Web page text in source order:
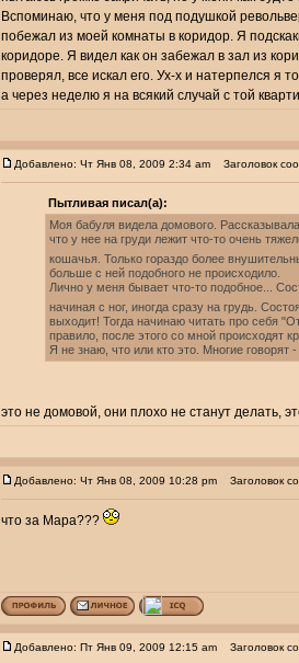
Вспоминаю, что у меня под подушкой
побежал из моей комнаты в коридор. Я
коридоре. Я видел как он забежал в зал из
проверял, все искал его. Ух-х и натерпелся я
а через неделю я на всякий случай с той
Добавлено: Чт Янв 08, 2009 2:34 am Заголовок
Пытливая писал(а):
Моя бабуля видела домового.
что у нее на груди лежит что-то очень
кошачья. Только гораздо более
больше с ней подобного не происходило.
Лично у меня бывает что-то подобное...
начиная с ног, иногда сразу на грудь.
выходит! Тогда начинаю читать про себя
правило, после этого со мной происходят
Я не знаю, что или кто это. Многие говорят
это не домовой, они плохо не станут делать,
Добавлено: Чт Янв 08, 2009 10:28 pm Заголовок
что за Мара???
Добавлено: Пт Янв 09, 2009 12:15 am Заголовок